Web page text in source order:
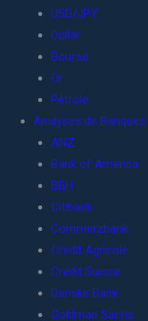
USD/JPY
Dollar
Bourse
Or
Pétrole
Analyses de Banques
ANZ
Bank of America
BBH
Citibank
Commerzbank
Crédit Agricole
Crédit Suisse
Danske Bank
Goldman Sachs